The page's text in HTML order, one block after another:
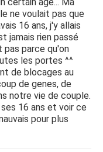
ne voulait pas que
16 ans, j'y allais
jamais rien passé
pas parce qu'on
les portes ^^
de blocages au
de genes, de
notre vie de couple.
16 ans et voir ce
pour plus